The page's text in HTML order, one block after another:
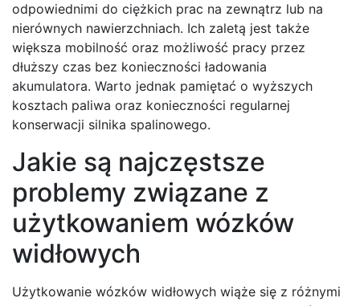
odpowiednimi do ciężkich prac na zewnątrz lub na
nierównych nawierzchniach. Ich zaletą jest także
większa mobilność oraz możliwość pracy przez
dłuższy czas bez konieczności ładowania
akumulatora. Warto jednak pamiętać o wyższych
kosztach paliwa oraz konieczności regularnej
konserwacji silnika spalinowego.
Jakie są najczęstsze
problemy związane z
użytkowaniem wózków
widłowych
Użytkowanie wózków widłowych wiąże się z różnymi